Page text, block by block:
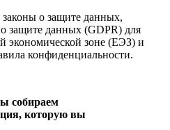
о защите данных,
защите данных (GDPR) для
экономической зоне (ЕЭЗ) и
конфиденциальности.
собираем
которую вы